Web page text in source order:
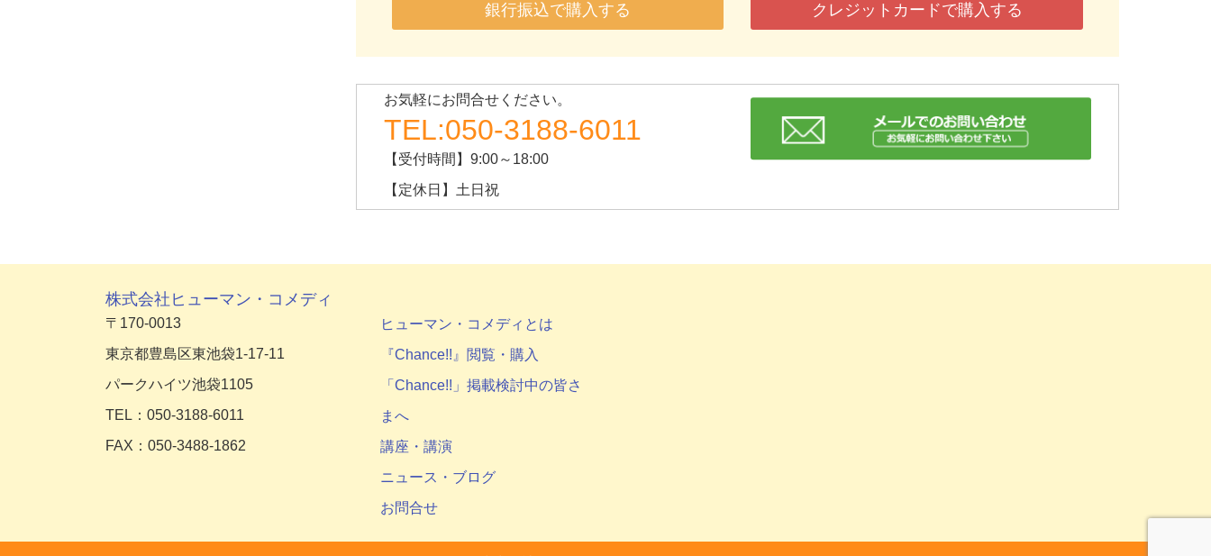
銀行振込で購入する クレジットカードで購入する
お気軽にお問合せください。
TEL:050-3188-6011
【受付時間】9:00～18:00
【定休日】土日祝
株式会社ヒューマン・コメディ
〒170-0013
東京都豊島区東池袋1-17-11
パークハイツ池袋1105
TEL：050-3188-6011
FAX：050-3488-1862
ヒューマン・コメディとは
『Chance!!』閲覧・購入
「Chance!!」掲載検討中の皆さ
まへ
講座・講演
ニュース・ブログ
お問合せ